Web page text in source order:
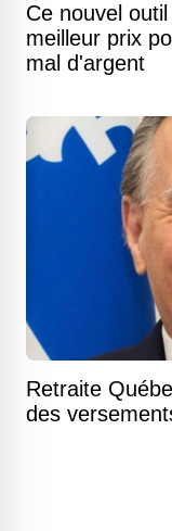
Ce nouvel
meilleur prix
mal d'argent
Retraite
des